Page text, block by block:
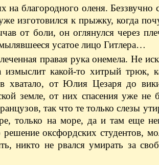
благородного оленя. Беззвучно
изготовился к прыжку, когда
от боли, он оглянулся через
усатое лицо Гитлера…
правая рука онемела. Не
измыслит какой-то хитрый трюк,
хватало, от Юлия Цезаря до
земле, от них спасения уже не
так что те только слезы
только на море, да и там еще
оксфордских студентов,
никто не рвался умирать за